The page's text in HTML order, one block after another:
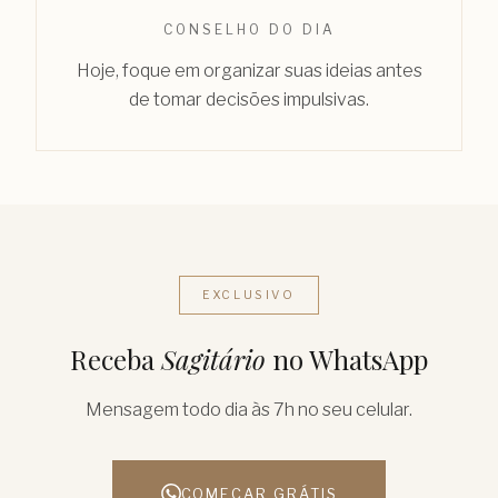
CONSELHO DO DIA
Hoje, foque em organizar suas ideias antes
de tomar decisões impulsivas.
EXCLUSIVO
RecebaSagitário no WhatsApp
Mensagem todo dia às 7h no seu celular.
COMEÇAR GRÁTIS